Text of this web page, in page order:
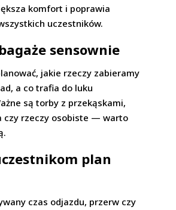
komfort i poprawia
uczestników.
sensownie
jakie rzeczy zabieramy
a co trafia do luku
są torby z przekąskami,
czy rzeczy osobiste — warto
plan
czas odjazdu, przerw czy